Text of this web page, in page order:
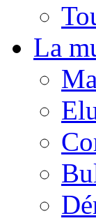
La